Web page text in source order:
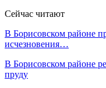
Сейчас читают
В Борисовском районе
исчезновения…
В Борисовском районе
пруду